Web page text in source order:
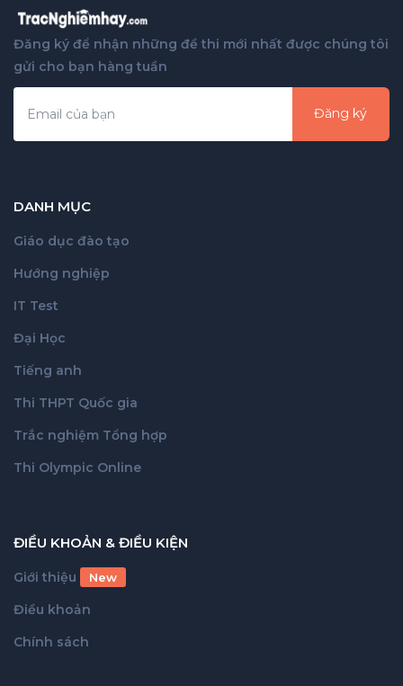
Đăng ký để nhận những đề thi mới nhất được chúng tôi
gửi cho bạn hàng tuần
Đăng ký
DANH MỤC
Giáo dục đào tạo
Hướng nghiệp
IT Test
Đại Học
Tiếng anh
Thi THPT Quốc gia
Trắc nghiệm Tổng hợp
Thi Olympic Online
ĐIỀU KHOẢN & ĐIỀU KIỆN
Giới thiệu New
Điều khoản
Chính sách